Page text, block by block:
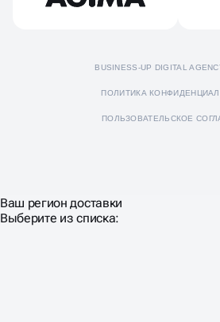
BUSINESS-UP DIGITAL
ПОЛИТИКА
ПОЛЬЗОВАТЕЛЬСКОЕ
Ваш регион доставки
Выберите из списка: